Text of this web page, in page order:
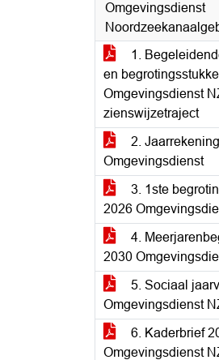
Omgevingsdienst
1.
en
Omgevingsdienst
zienswijzetraject
2.
Omgevingsdienst
3. 1ste
2026
4.
2030
5. Sociaal
Omgevingsdienst
6. Kaderbrief
Omgevingsdienst